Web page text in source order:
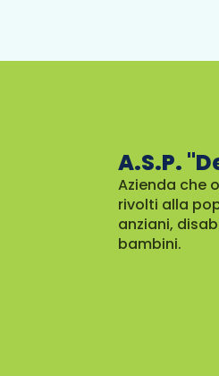
A.S.P.
Azienda che
rivolti alla
anziani,
bambini.